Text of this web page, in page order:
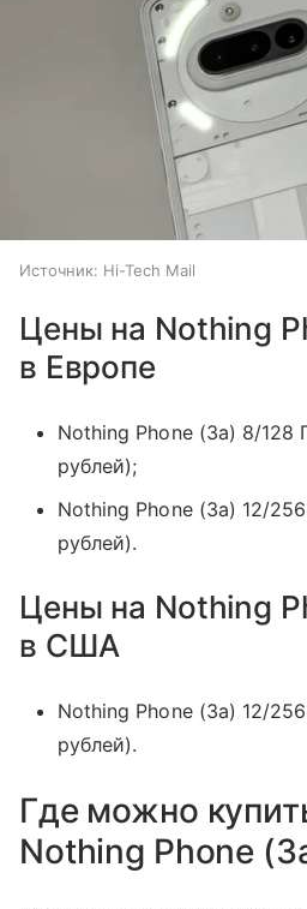
Источник: Hi-Tech Mail
Цены на Nothing
в Европе
Nothing Phone (3a) 8/
рублей);
Nothing Phone (3a) 12/
рублей).
Цены на Nothing
в США
Nothing Phone (3a) 12/
рублей).
Где можно
Nothing Phone